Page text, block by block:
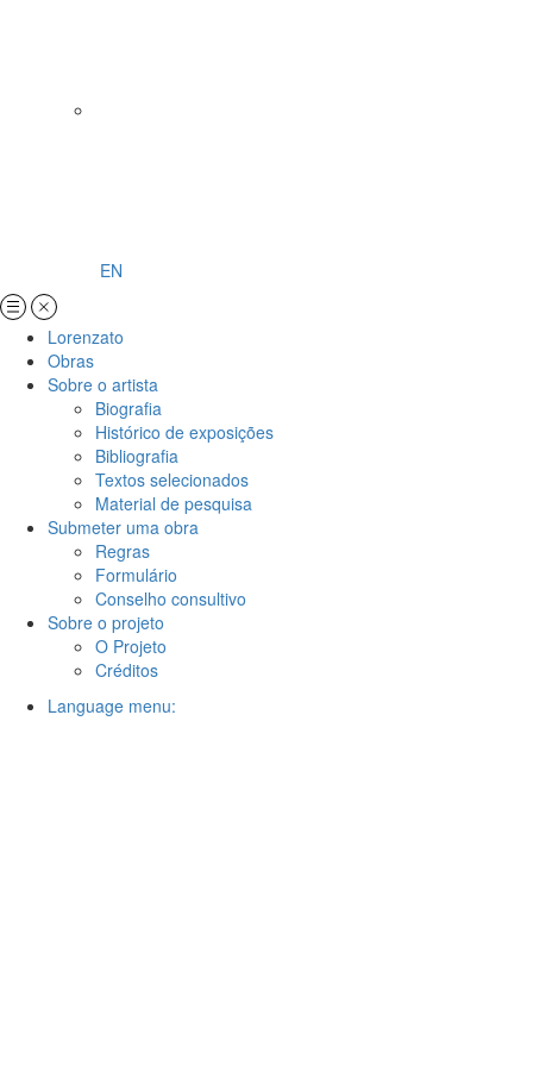
EN
Lorenzato
Obras
Sobre o artista
Biografia
Histórico de exposições
Bibliografia
Textos selecionados
Material de pesquisa
Submeter uma obra
Regras
Formulário
Conselho consultivo
Sobre o projeto
O Projeto
Créditos
Language menu: